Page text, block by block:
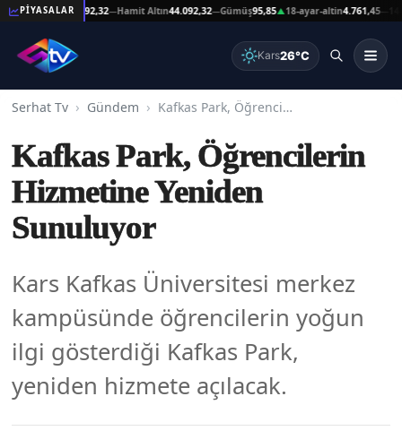
PİYASALAR
Altın44.092,32—Hamit Altın44.092,32—Gümüş95,85▲18-ayar-altin4.761,45—14-
Kars26°C
Serhat Tv Gündem Kafkas Park, Öğrencilerin Hizmetine Yeniden Sunuluyor
Kafkas Park, Öğrencilerin
Hizmetine Yeniden
Sunuluyor
Kars Kafkas Üniversitesi merkez
kampüsünde öğrencilerin yoğun
ilgi gösterdiği Kafkas Park,
yeniden hizmete açılacak.